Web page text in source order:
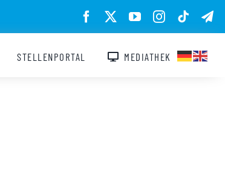
STELLENPORTAL MEDIATHEK